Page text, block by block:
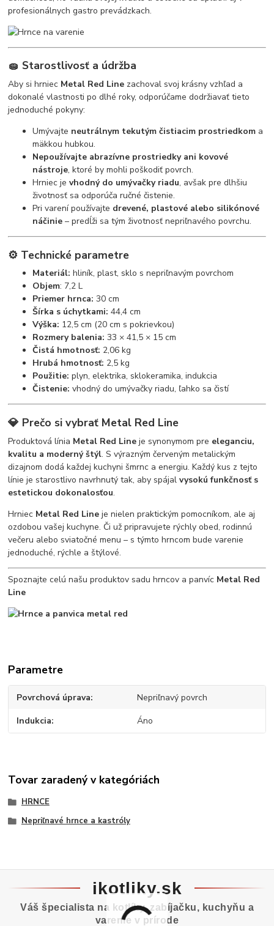
profesionálnych gastro prevádzkach.
🧽 Starostlivosť a údržba
Aby si hrniec Metal Red Line zachoval svoj krásny vzhľad a
dokonalé vlastnosti po dlhé roky, odporúčame dodržiavať tieto
jednoduché pokyny:
Umývajte neutrálnym tekutým čistiacim prostriedkom a
mäkkou hubkou.
Nepoužívajte abrazívne prostriedky ani kovové
nástroje, ktoré by mohli poškodiť povrch.
Hrniec jevhodný do umývačky riadu, avšak pre dlhšiu
životnosť sa odporúča ručné čistenie.
Pri varení používajte drevené, plastové alebo silikónové
náčinie – predĺži sa tým životnosť nepriľnavého povrchu.
⚙️ Technické parametre
Materiál: hliník, plast, sklo s nepriľnavým povrchom
Objem: 7,2 L
Priemer hrnca: 30 cm
Šírka s úchytkami: 44,4 cm
Výška: 12,5 cm (20 cm s pokrievkou)
Rozmery balenia: 33 × 41,5 × 15 cm
Čistá hmotnosť: 2,06 kg
Hrubá hmotnosť: 2,5 kg
Použitie: plyn, elektrika, sklokeramika, indukcia
Čistenie: vhodný do umývačky riadu, ľahko sa čistí
💎 Prečo si vybrať Metal Red Line
Produktová línia Metal Red Line je synonymom pre eleganciu,
kvalitu a moderný štýl. S výrazným červeným metalickým
dizajnom dodá každej kuchyni šmrnc a energiu. Každý kus z tejto
línie je starostlivo navrhnutý tak, aby spájalvysokú funkčnosť s
estetickou dokonalosťou.
Hrniec Metal Red Line je nielen praktickým pomocníkom, ale aj
ozdobou vašej kuchyne. Či už pripravujete rýchly obed, rodinnú
večeru alebo sviatočné menu – s týmto hrncom bude varenie
jednoduché, rýchle a štýlové.
Spoznajte celú našu produktov sadu hrncov a panvíc Metal Red
Line
Parametre
Povrchová úprava Nepriľnavý povrch
Indukcia Áno
Tovar zaradený v kategóriách
HRNCE
Nepriľnavé hrnce a kastróly
ikotliky.sk
Váš špecialista na kotlíky, zabíjačku, kuchyňu a
varenie v prírode